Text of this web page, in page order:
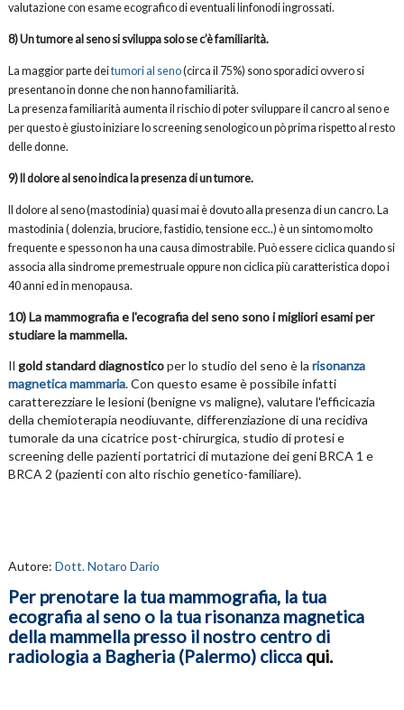
valutazione con esame ecografico di eventuali linfonodi ingrossati.
8) Un tumore al seno si sviluppa solo se c’è familiarità.
La maggior parte deitumori al seno(circa il 75%) sono sporadici ovvero si
presentano in donne che non hanno familiarità.
La presenza familiarità aumenta il rischio di poter sviluppare il cancro al seno e
per questo è giusto iniziare lo screening senologico un pò prima rispetto al resto
delle donne.
9) Il dolore al seno indica la presenza di un tumore.
Il dolore al seno (mastodinia) quasi mai è dovuto alla presenza di un cancro. La
mastodinia ( dolenzia, bruciore, fastidio, tensione ecc..) è un sintomo molto
frequente e spesso non ha una causa dimostrabile. Può essere ciclica quando si
associa alla sindrome premestruale oppure non ciclica più caratteristica dopo i
40 anni ed in menopausa.
10) La mammografia e l'ecografia del seno sono i migliori esami per
studiare la mammella.
Il gold standard diagnosticoper lo studio del seno è la risonanza
magnetica mammaria. Con questo esame è possibile infatti
caratterezziare le lesioni (benigne vs maligne), valutare l'efficicazia
della chemioterapia neodiuvante, differenziazione di una recidiva
tumorale da una cicatrice post-chirurgica, studio di protesi e
screening delle pazienti portatrici di mutazione dei geni BRCA 1 e
BRCA 2 (pazienti con alto rischio genetico-familiare).
Autore: Dott. Notaro Dario
Per prenotare la tua mammografia, la tua
ecografia al seno o la tua risonanza magnetica
della mammella presso il nostro centro di
radiologia a Bagheria (Palermo) clicca qui.